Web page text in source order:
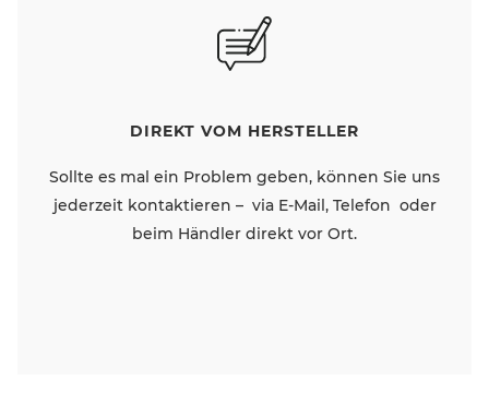
DIREKT VOM HERSTELLER
Sollte es mal ein Problem geben, können Sie uns
jederzeit kontaktieren – via E-Mail, Telefon oder
beim Händler direkt vor Ort.